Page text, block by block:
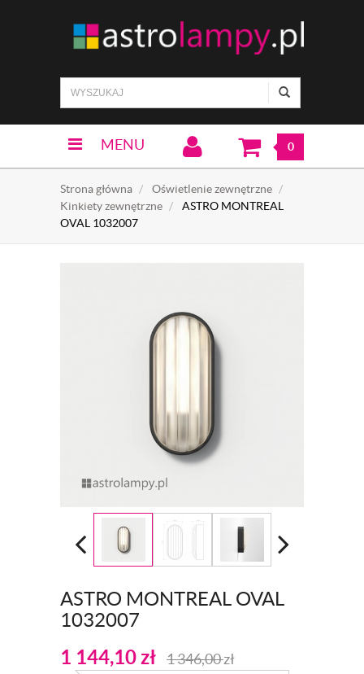
MENU 0
Strona główna
Oświetlenie zewnętrzne
Kinkiety zewnętrzne
ASTRO MONTREAL
OVAL 1032007
ASTRO MONTREAL OVAL
1032007
1 144,10zł 1 346,00zł